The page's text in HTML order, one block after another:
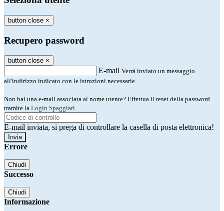
button close ×
Recupero password
button close ×
E-mail Verrà inviato un messaggio
all'indirizzo indicato con le istruzioni necessarie.
Non hai una e-mail associata al nome utente? Effettua il reset della password
tramite la Login Spaggiari
E-mail inviata, si prega di controllare la casella di posta elettronica!
Errore
Chiudi
Successo
Chiudi
Informazione